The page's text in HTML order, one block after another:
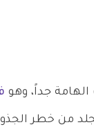
جداً، وهو
من خطر